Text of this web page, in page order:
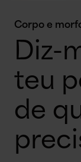
Corpo e
Diz-
teu
de